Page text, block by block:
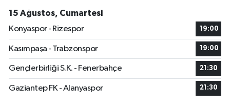
15 Ağustos, Cumartesi
Konyaspor - Rizespor
19:00
Kasımpaşa - Trabzonspor 19:00
Gençlerbirliği S.K. - Fenerbahçe 21:30
Gaziantep FK - Alanyaspor 21:30